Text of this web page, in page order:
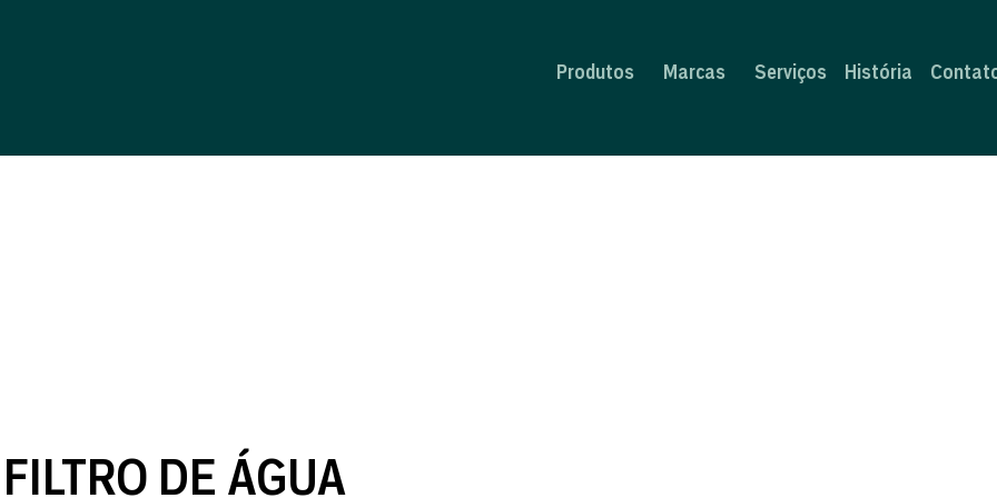
Produtos Marcas Serviços História
FILTRO DE ÁGUA